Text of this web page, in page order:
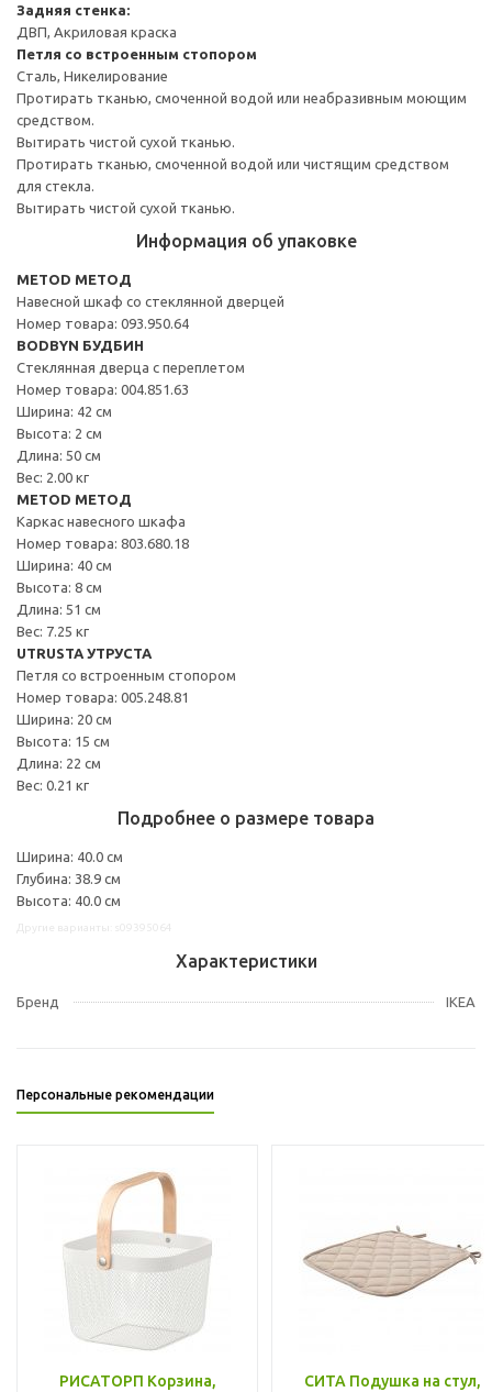
Задняя стенка:
ДВП, Акриловая краска
Петля со встроенным стопором
Сталь, Никелирование
Протирать тканью, смоченной водой или неабразивным моющим
средством.
Вытирать чистой сухой тканью.
Протирать тканью, смоченной водой или чистящим средством
для стекла.
Вытирать чистой сухой тканью.
Информация об упаковке
METOD МЕТОД
Навесной шкаф со стеклянной дверцей
Номер товара: 093.950.64
BODBYN БУДБИН
Стеклянная дверца с переплетом
Номер товара: 004.851.63
Ширина: 42 см
Высота: 2 см
Длина: 50 см
Вес: 2.00 кг
METOD МЕТОД
Каркас навесного шкафа
Номер товара: 803.680.18
Ширина: 40 см
Высота: 8 см
Длина: 51 см
Вес: 7.25 кг
UTRUSTA УТРУСТА
Петля со встроенным стопором
Номер товара: 005.248.81
Ширина: 20 см
Высота: 15 см
Длина: 22 см
Вес: 0.21 кг
Подробнее о размере товара
Ширина: 40.0 см
Глубина: 38.9 см
Высота: 40.0 см
Характеристики
Бренд IKEA
Персональные рекомендации
РИСАТОРП Корзина,
СИТА Подушка на стул,